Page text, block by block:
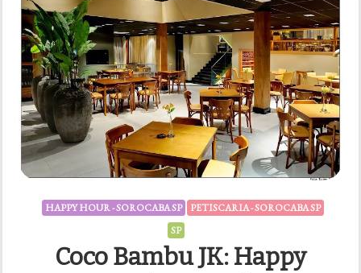
HAPPY HOUR - SOROCABA SP
PETISCARIA - SOROCABA SP
SP
Coco Bambu JK: Happy